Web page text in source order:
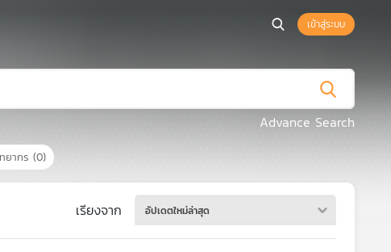
เข้าสู่ระบบ
Advance Search
ยากร (0)
เรียงจาก อัปเดตใหม่ล่าสุด